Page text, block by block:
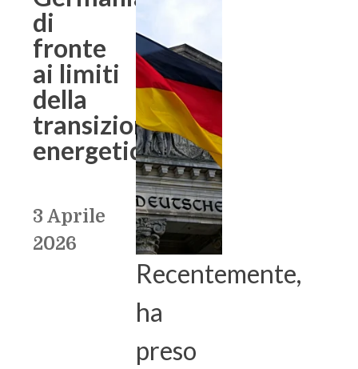
di
fronte
ai limiti
della
transizione
energetica
3 Aprile
2026
Recentemente,
ha
preso